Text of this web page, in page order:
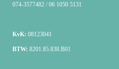
074-3577482 / 06 1050 5131
KvK: 08123041
BTW: 8201.85.838.B01